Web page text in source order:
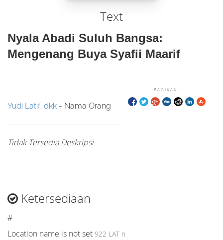
Text
Nyala Abadi Suluh Bangsa:
Mengenang Buya Syafii Maarif
BAGIKAN:
Yudi Latif, dkk - Nama Orang
Tidak Tersedia Deskripsi
Ketersediaan
#
Location name is not set 922 LAT n